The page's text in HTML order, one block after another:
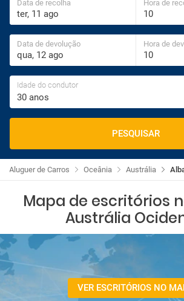
Data de recolha Hora de
Data de devolução Hora de
Idade do condutor
30 anos
PESQUISAR
Austrália
Oceânia
Aluguer de Carros
Mapa de escritórios
Austrália
VER ESCRITÓRIOS NO